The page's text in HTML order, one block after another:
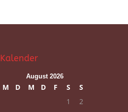
Kalender
August 2026
M D M D F S
S
1
2